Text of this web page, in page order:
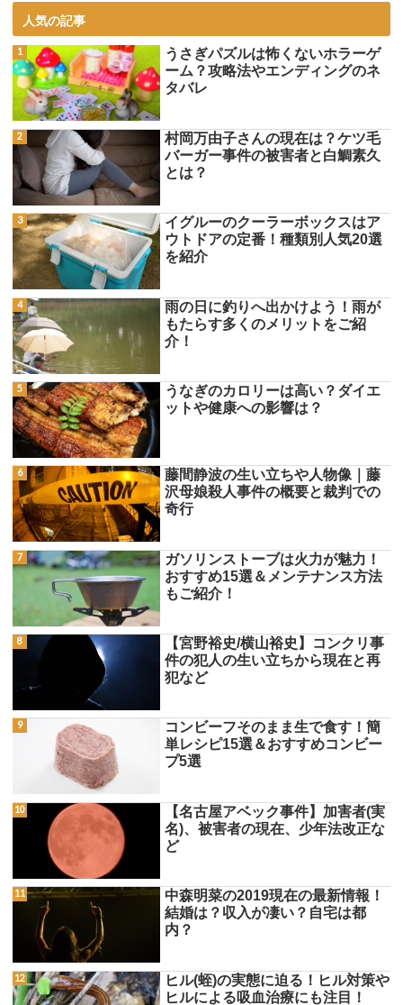
人気の記事
うさぎパズルは怖くないホラーゲ
ーム？攻略法やエンディングのネ
タバレ
村岡万由子さんの現在は？ケツ毛
バーガー事件の被害者と白鯛素久
とは？
イグルーのクーラーボックスはア
ウトドアの定番！種類別人気20選
を紹介
雨の日に釣りへ出かけよう！雨が
もたらす多くのメリットをご紹
介！
うなぎのカロリーは高い？ダイエ
ットや健康への影響は？
藤間静波の生い立ちや人物像｜藤
沢母娘殺人事件の概要と裁判での
奇行
ガソリンストーブは火力が魅力！
おすすめ15選＆メンテナンス方法
もご紹介！
【宮野裕史/横山裕史】コンクリ事
件の犯人の生い立ちから現在と再
犯など
コンビーフそのまま生で食す！簡
単レシピ15選＆おすすめコンビー
プ5選
【名古屋アベック事件】加害者(実
名)、被害者の現在、少年法改正な
ど
中森明菜の2019現在の最新情報！
結婚は？収入が凄い？自宅は都
内？
ヒル(蛭)の実態に迫る！ヒル対策や
ヒルによる吸血治療にも注目！